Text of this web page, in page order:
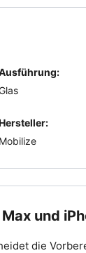
Mobilize
und
die